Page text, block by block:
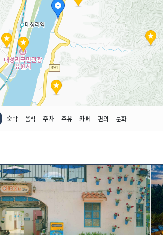
숙박 음식 주차 주유 카페 편의 문화